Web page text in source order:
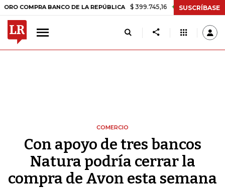
BANCO DE LA REPÚBLICA $ 399.745,16 +$ 2.295,71 +0,58%
SUSCRÍBASE
COMERCIO
Con apoyo de tres bancos
Natura podría cerrar la
compra de Avon esta semana